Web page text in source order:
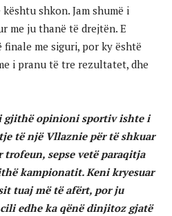
shkon. Jam shumë i
me ju thanë të drejtën. E
me siguri, por ky është
i pranu të tre rezultatet, dhe
gjithë opinioni sportiv ishte i
të një Vllaznie për të shkuar
sepse vetë paraqitja
kampionatit. Keni kryesuar
tuaj më të afërt, por ju
edhe ka qënë dinjitoz gjatë